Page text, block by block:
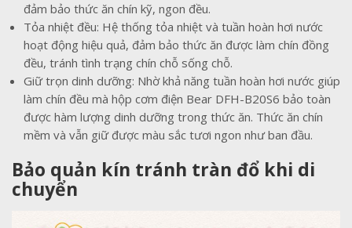
đảm bảo thức ăn chín kỹ, ngon đều.
Tỏa nhiệt đều: Hệ thống tỏa nhiệt và tuần hoàn hơi nước
hoạt động hiệu quả, đảm bảo thức ăn được làm chín đồng
đều, tránh tình trạng chín chỗ sống chỗ.
Giữ trọn dinh dưỡng: Nhờ khả năng tuần hoàn hơi nước giúp
làm chín đều mà hộp cơm điện Bear DFH-B20S6 bảo toàn
được hàm lượng dinh dưỡng trong thức ăn. Thức ăn chín
mềm và vẫn giữ được màu sắc tươi ngon như ban đầu.
Bảo quản kín tránh tràn đổ khi di
chuyển